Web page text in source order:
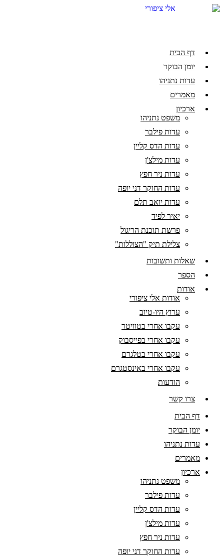
דלג
דף הבית
יומן הבוקר
עדות נתניהו
מאמרים
ארכיון
משפט נתניהו
עדות פילבר
עדות הדס קליין
עדות מילצ'ן
עדות ניר חפץ
עדות החוקר דני יופה
עדות יואב תלם
יאיר לפיד
פרשת תוכנת הריגול
צלילת תיק "הצוללות"
שאלות ותשובות
הספר
אודות
אודות אלי ציפורי
ערוץ היו-טיוב
עקבו אחרי בטוויטר
עקבו אחרי בפייסבוק
עקבו אחרי בטלגרם
עקבו אחרי באינסטגרם
הודעות
צרו קשר
דף הבית
יומן הבוקר
עדות נתניהו
מאמרים
ארכיון
משפט נתניהו
עדות פילבר
עדות הדס קליין
עדות מילצ'ן
עדות ניר חפץ
עדות החוקר דני יופה